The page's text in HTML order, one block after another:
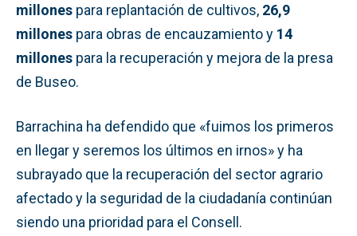
millones para replantación de cultivos, 26,9
millones para obras de encauzamiento y 14
millones para la recuperación y mejora de la presa
de Buseo.
Barrachina ha defendido que «fuimos los primeros
en llegar y seremos los últimos en irnos» y ha
subrayado que la recuperación del sector agrario
afectado y la seguridad de la ciudadanía continúan
siendo una prioridad para el Consell.